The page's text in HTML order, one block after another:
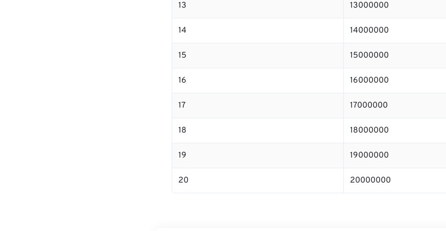
13 13000000
14 14000000
15 15000000
16 16000000
17 17000000
18 18000000
19 19000000
20 20000000